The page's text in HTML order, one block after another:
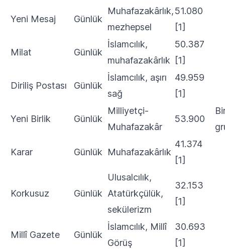
Yeni Mesaj Günlük
Muhafazakârlık,
mezhepsel
51.080
[1]
Milat Günlük
İslamcılık,
muhafazakârlık
50.387
[1]
Diriliş Postası Günlük
İslamcılık, aşırı
sağ
49.959
[1]
Yeni Birlik Günlük
Milliyetçi-
Muhafazakâr
53.900
Karar Günlük Muhafazakârlık
41.374
[1]
Korkusuz Günlük
Ulusalcılık,
Atatürkçülük,
sekülerizm
32.153
[1]
Millî Gazete Günlük
İslamcılık, Millî
Görüş
30.693
[1]